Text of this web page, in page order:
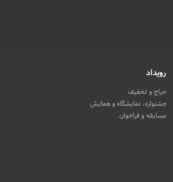
رویداد
حراج و تخفیف
جشنواره، نمایشگاه و همایش
مسابقه و فراخوان